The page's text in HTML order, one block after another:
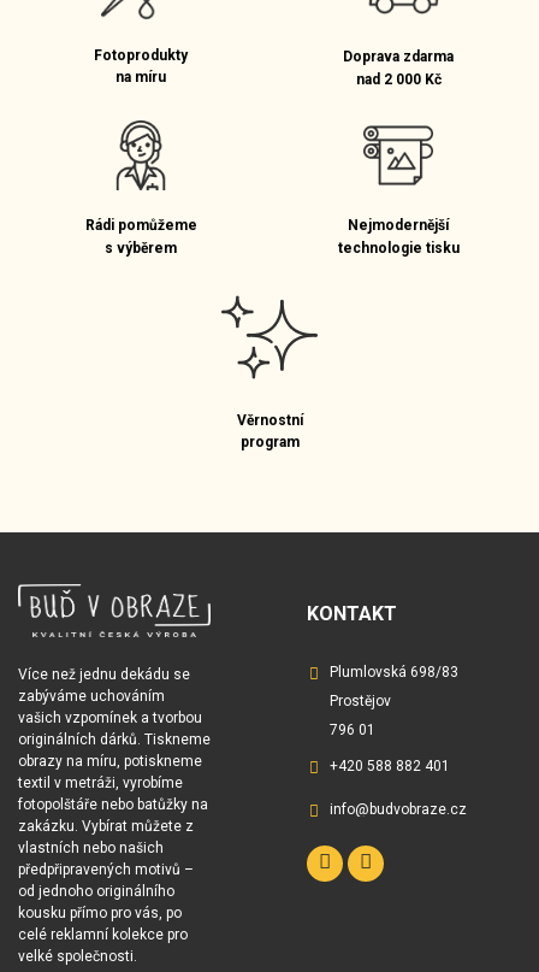
Fotoprodukty
na míru
Doprava zdarma
nad 2 000 Kč
Rádi pomůžeme
s výběrem
Nejmodernější
technologie tisku
Věrnostní
program
Více než jednu dekádu se
zabýváme uchováním
vašich vzpomínek a tvorbou
originálních dárků. Tiskneme
obrazy na míru, potiskneme
textil v metráži, vyrobíme
fotopolštáře nebo batůžky na
zakázku. Vybírat můžete z
vlastních nebo našich
předpřipravených motivů –
od jednoho originálního
kousku přímo pro vás, po
celé reklamní kolekce pro
velké společnosti.
KONTAKT
Plumlovská 698/83
Prostějov
796 01
+420 588 882 401
info@budvobraze.cz